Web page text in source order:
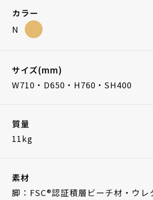
カラー
N
サイズ(mm)
W710・D650・H760・SH400
質量
11kg
素材
脚：FSC®認証積層ビーチ材・ウレ